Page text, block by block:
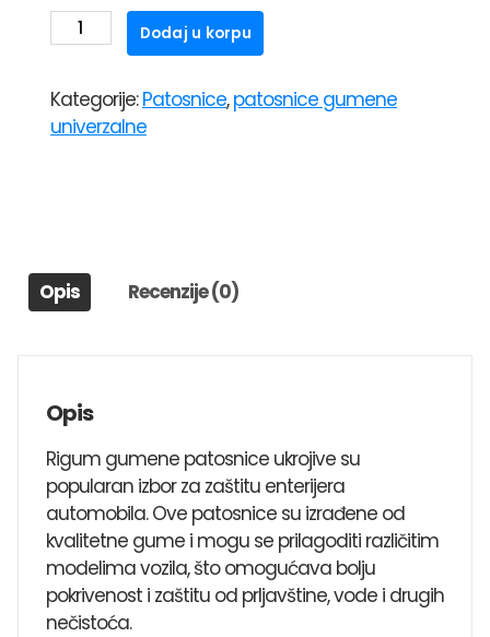
PATOSNICE
GUMENE
RIGUM
UNI2
Dodaj u korpu
Kategorije:Patosnice,patosnice gumene
univerzalne
Opis Recenzije (0)
Opis
Rigum gumene patosnice ukrojive su
popularan izbor za zaštitu enterijera
automobila. Ove patosnice su izrađene od
kvalitetne gume i mogu se prilagoditi različitim
modelima vozila, što omogućava bolju
pokrivenost i zaštitu od prljavštine, vode i drugih
nečistoća.